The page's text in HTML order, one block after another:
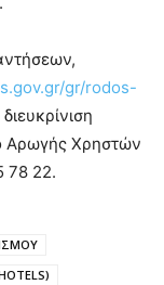
gr/rodos-
Αρωγής Χρηστών
78 22.